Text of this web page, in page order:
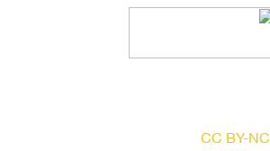
CC BY-NC